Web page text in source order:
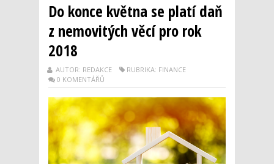
Do konce května se platí daň
z nemovitých věcí pro rok
2018
AUTOR: REDAKCE
RUBRIKA: FINANCE
0 KOMENTÁŘŮ